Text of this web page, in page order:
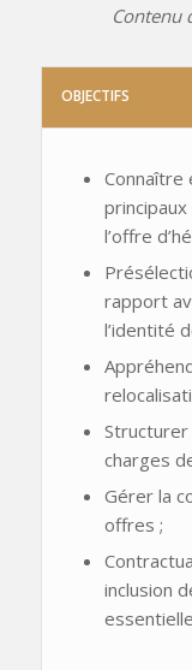
Contenu
OBJECTIFS
Connaître
l’offre
rapport
l’identité
charges
Gérer la
offres ;
inclusion